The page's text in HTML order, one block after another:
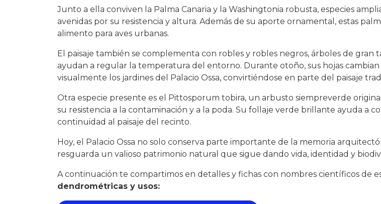
Junto a ella conviven la Palma Canaria y la Washingtonia robusta, especies
avenidas por su resistencia y altura. Además de su aporte ornamental, estas
alimento para aves urbanas.
El paisaje también se complementa con robles y robles negros, árboles de gran
ayudan a regular la temperatura del entorno. Durante otoño, sus hojas
visualmente los jardines del Palacio Ossa, convirtiéndose en parte del paisaje
Otra especie presente es el Pittosporum tobira, un arbusto siempreverde
su resistencia a la contaminación y a la poda. Su follaje verde brillante ayuda a
continuidad al paisaje del recinto.
Hoy, el Palacio Ossa no solo conserva parte importante de la memoria
resguarda un valioso patrimonio natural que sigue dando vida, identidad y
A continuación te compartimos en detalles y fichas con nombres científicos de
dendrométricas y usos: